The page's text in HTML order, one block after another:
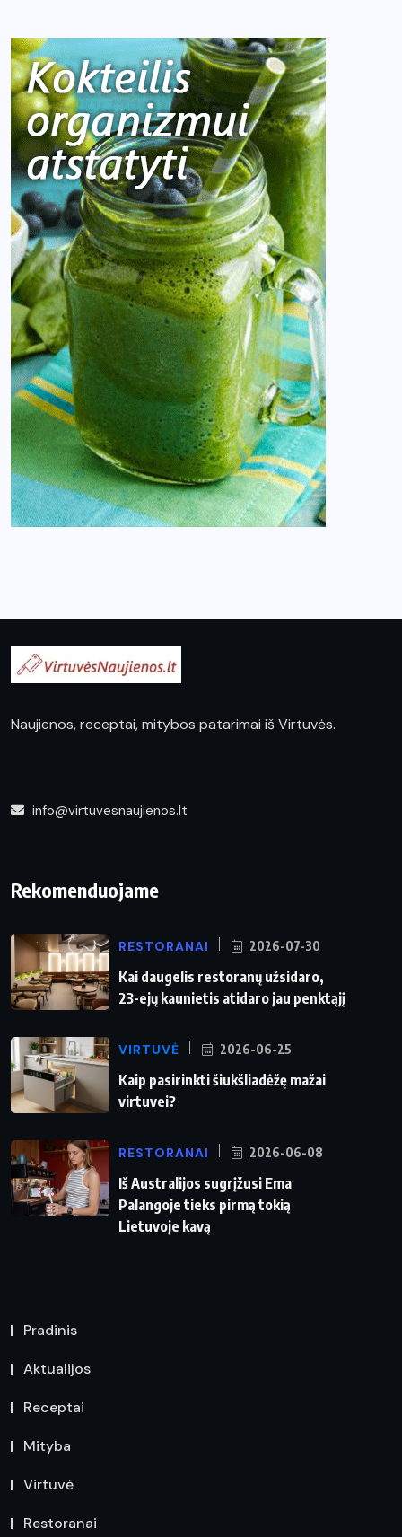
Naujienos, receptai, mitybos patarimai iš Virtuvės.
info@virtuvesnaujienos.lt
Rekomenduojame
RESTORANAI 2026-07-30
Kai daugelis restoranų užsidaro,
23-ejų kaunietis atidaro jau penktąjį
VIRTUVĖ 2026-06-25
Kaip pasirinkti šiukšliadėžę mažai
virtuvei?
RESTORANAI 2026-06-08
Iš Australijos sugrįžusi Ema
Palangoje tieks pirmą tokią
Lietuvoje kavą
Pradinis
Aktualijos
Receptai
Mityba
Virtuvė
Restoranai